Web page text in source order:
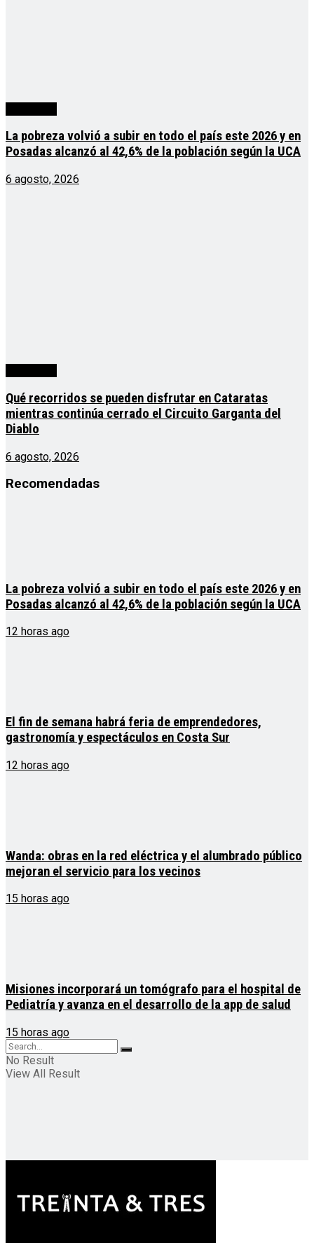
La pobreza volvió a subir en todo el país este 2026 y en
Posadas alcanzó al 42,6% de la población según la UCA
6 agosto, 2026
Qué recorridos se pueden disfrutar en Cataratas
mientras continúa cerrado el Circuito Garganta del
Diablo
6 agosto, 2026
Recomendadas
La pobreza volvió a subir en todo el país este 2026 y en
Posadas alcanzó al 42,6% de la población según la UCA
12 horas ago
El fin de semana habrá feria de emprendedores,
gastronomía y espectáculos en Costa Sur
12 horas ago
Wanda: obras en la red eléctrica y el alumbrado público
mejoran el servicio para los vecinos
15 horas ago
Misiones incorporará un tomógrafo para el hospital de
Pediatría y avanza en el desarrollo de la app de salud
15 horas ago
No Result
View All Result